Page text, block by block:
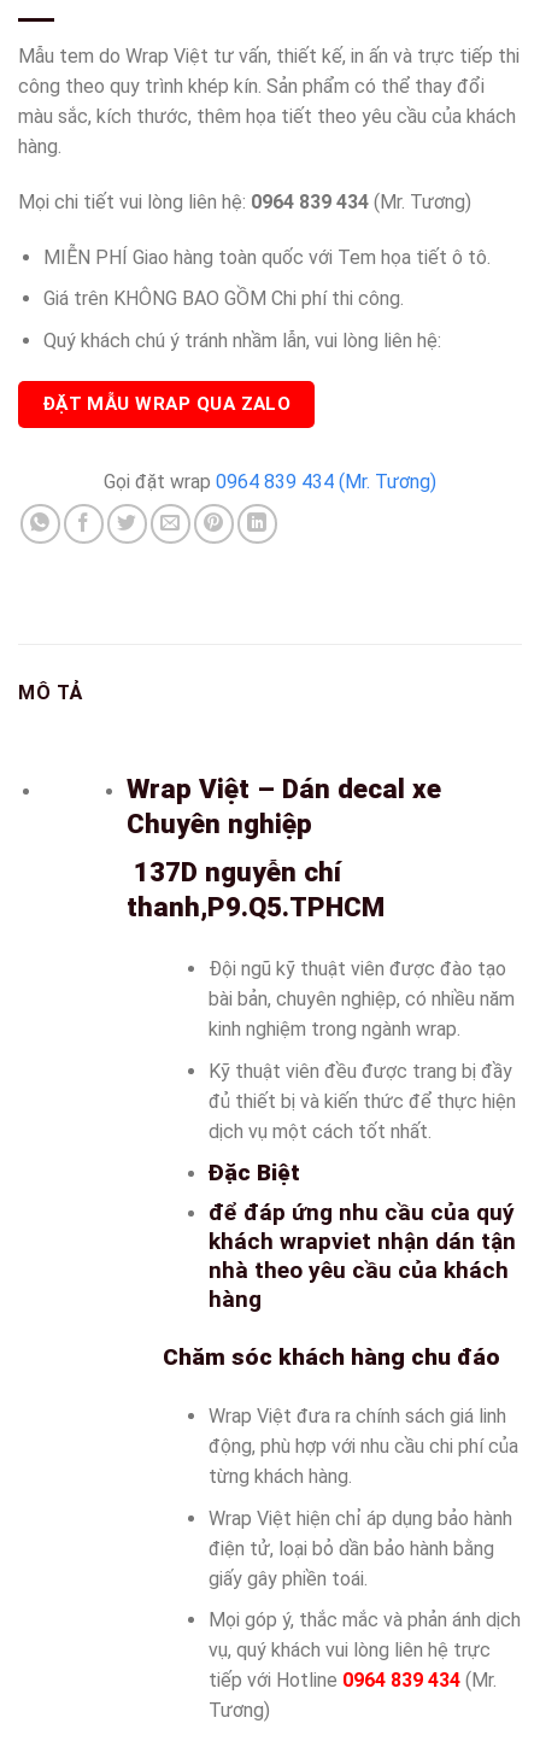
wv68
Mẫu tem do Wrap Việt tư vấn, thiết kế, in ấn và trực tiếp thi
công theo quy trình khép kín. Sản phẩm có thể thay đổi
màu sắc, kích thước, thêm họa tiết theo yêu cầu của khách
hàng.
Mọi chi tiết vui lòng liên hệ: 0964 839 434 (Mr. Tương)
MIỄN PHÍ Giao hàng toàn quốc với Tem họa tiết ô tô.
Giá trên KHÔNG BAO GỒM Chi phí thi công.
Quý khách chú ý tránh nhầm lẫn, vui lòng liên hệ:
ĐẶT MẪU WRAP QUA ZALO
Gọi đặt wrap 0964 839 434 (Mr. Tương)
MÔ TẢ
Wrap Việt – Dán decal xe
Chuyên nghiệp
137D nguyễn chí
thanh,P9.Q5.TPHCM
Đội ngũ kỹ thuật viên được đào tạo
bài bản, chuyên nghiệp, có nhiều năm
kinh nghiệm trong ngành wrap.
Kỹ thuật viên đều được trang bị đầy
đủ thiết bị và kiến thức để thực hiện
dịch vụ một cách tốt nhất.
Đặc Biệt
để đáp ứng nhu cầu của quý
khách wrapviet nhận dán tận
nhà theo yêu cầu của khách
hàng
Chăm sóc khách hàng chu đáo
Wrap Việt đưa ra chính sách giá linh
động, phù hợp với nhu cầu chi phí của
từng khách hàng.
Wrap Việt hiện chỉ áp dụng bảo hành
điện tử, loại bỏ dần bảo hành bằng
giấy gây phiền toái.
Mọi góp ý, thắc mắc và phản ánh dịch
vụ, quý khách vui lòng liên hệ trực
tiếp với Hotline 0964 839 434(Mr.
Tương)